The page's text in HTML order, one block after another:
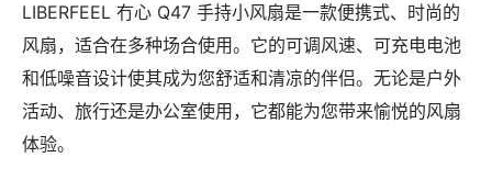
LIBERFEEL 冇心 Q47 手持小风扇是一款便携式、时尚的
风扇，适合在多种场合使用。它的可调风速、可充电电池
和低噪音设计使其成为您舒适和清凉的伴侣。无论是户外
活动、旅行还是办公室使用，它都能为您带来愉悦的风扇
体验。